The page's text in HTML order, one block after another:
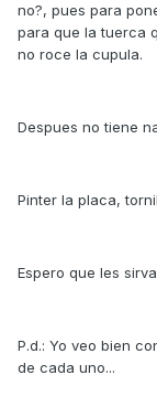
no?, pues para
para que la tuerca
no roce la cupula.
Despues no tiene
Pinter la placa,
Espero que les
P.d.: Yo veo bien
de cada uno...